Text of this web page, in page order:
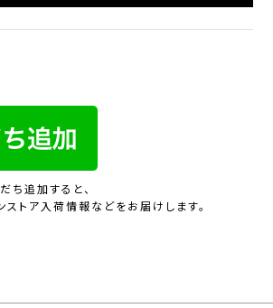
ち追加すると、
ストア入荷情報などをお届けします。